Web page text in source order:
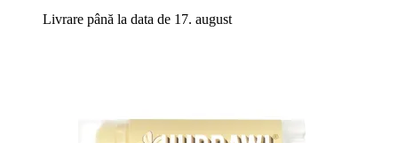
Livrare până la data de 17. august